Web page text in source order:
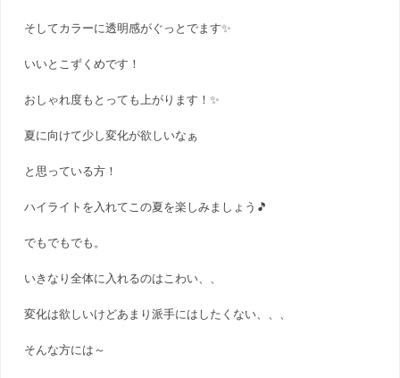
そしてカラーに透明感がぐっとでます✨
いいとこずくめです！
おしゃれ度もとっても上がります！✨
夏に向けて少し変化が欲しいなぁ
と思っている方！
ハイライトを入れてこの夏を楽しみましょう🎵
でもでもでも。
いきなり全体に入れるのはこわい、、
変化は欲しいけどあまり派手にはしたくない、、、
そんな方には～